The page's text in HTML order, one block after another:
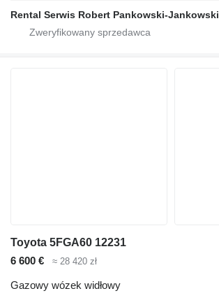
Rental Serwis Robert Pankowski-Jankowski
Toyota 5FGA60 12231
6 600 €
≈ 28 420 zł
Gazowy wózek widłowy